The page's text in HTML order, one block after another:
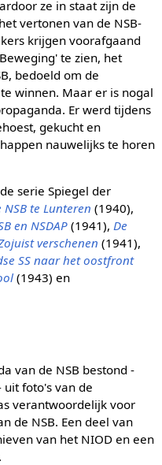
ze in staat zijn de
vertonen van de NSB-
krijgen voorafgaand
te zien, het
bedoeld om de
winnen. Maar er is nogal
Er werd tijdens
gekucht en
nauwelijks te horen
serie Spiegel der
te Lunteren (1940),
en NSDAP(1941), De
verschenen (1941),
SS naar het oostfront
(1943) en
van de NSB bestond -
uit foto's van de
verantwoordelijk voor
de NSB. Een deel van
van het NIOD en een